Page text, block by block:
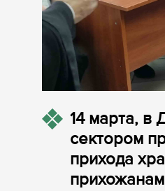
14 марта, в
сектором
прихода